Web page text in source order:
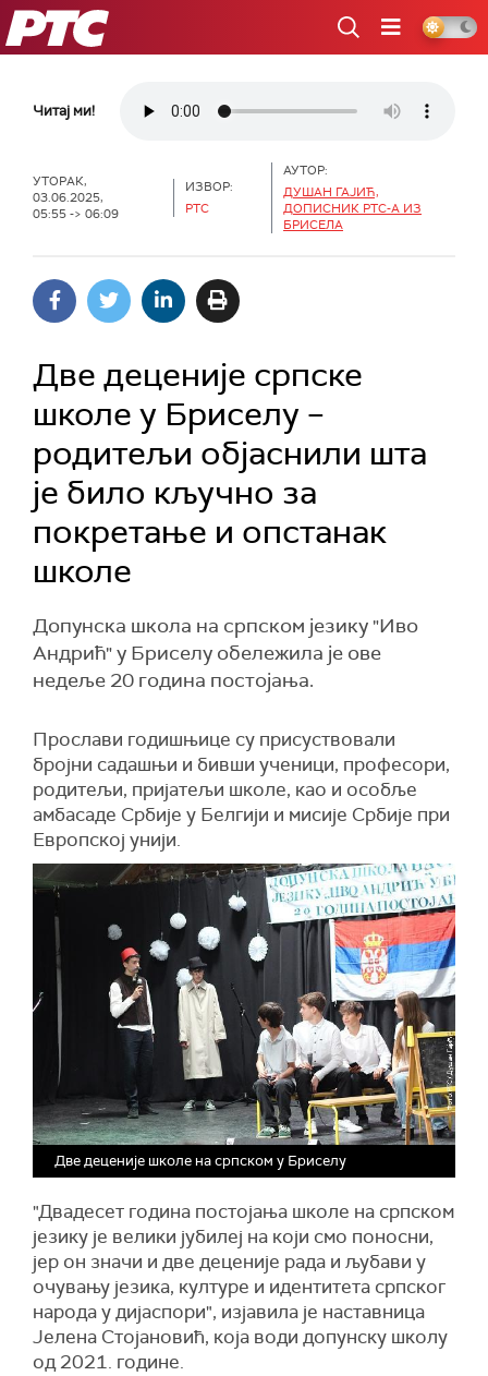
РТС
Читај ми!
УТОРАК,
03.06.2025,
05:55 -> 06:09
ИЗВОР:
РТС
АУТОР:
ДУШАН ГАЈИЋ,
ДОПИСНИК РТС-А ИЗ
БРИСЕЛА
Две деценије српске
школе у Бриселу –
родитељи објаснили шта
је било кључно за
покретање и опстанак
школе
Допунска школа на српском језику "Иво
Андрић" у Бриселу обележила је ове
недеље 20 година постојања.
Прослави годишњице су присуствовали
бројни садашњи и бивши ученици, професори,
родитељи, пријатељи школе, као и особље
амбасаде Србије у Белгији и мисије Србије при
Европској унији.
Две деценије школе на српском у Бриселу
"Двадесет година постојања школе на српском
језику је велики јубилеј на који смо поносни,
јер он значи и две деценије рада и љубави у
очувању језика, културе и идентитета српског
народа у дијаспори", изјавила је наставница
Јелена Стојановић, која води допунску школу
од 2021. године.